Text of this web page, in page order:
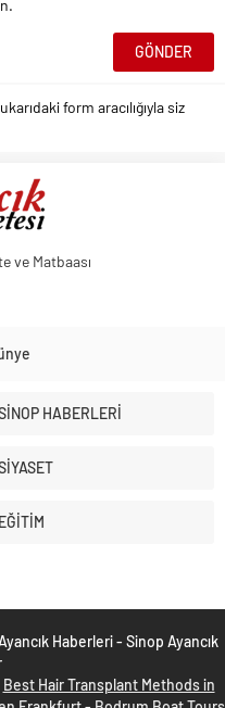
form aracılığıyla siz
ve Matbaası
HABERLERİ
EĞİTİM
Haberleri - Sinop Ayancık
Best Hair Transplant Methods in